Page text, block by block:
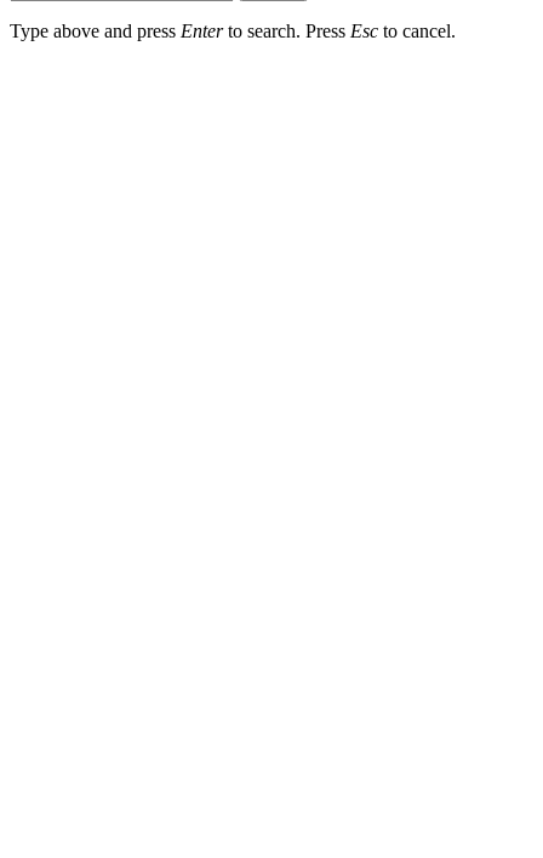
Type above and press Enterto search. Press Esc to cancel.